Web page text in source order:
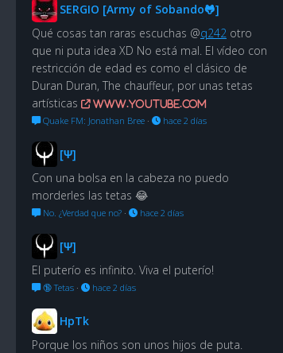
SERGIO [Army of Sobando🐸]
Qué cosas tan raras escuchas @q242 otro
que ni puta idea XD No está mal. El vídeo con
restricción de edad es como el clásico de
Duran Duran, The chauffeur, por unas tetas
artísticas
www.youtube.com
Quake FM: Jonathan Bree · hace 2 días
[Ψ]
Con una bolsa en la cabeza no puedo
morderles las tetas 😂
No. ¿Verdad que no? · hace 2 días
[Ψ]
El puterío es infinito. Viva el puterío!
🔞 Tetas · hace 2 días
HpTk
Porque los niños son unos hijos de puta.